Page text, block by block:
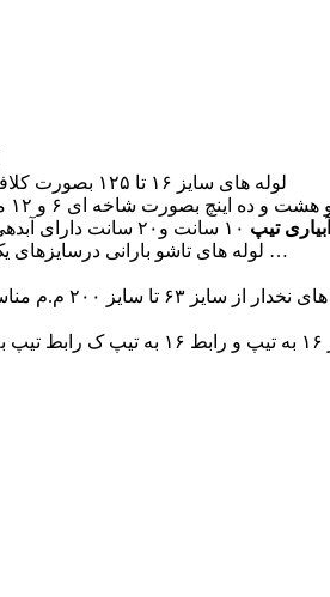
?لوله های سایز ۱۶ تا ۱۲۵ بصورت کلافی ۱۰۰ متری با فشارهای ۶و۸ و ۱۰ بار مناسب طرح های قطره ای و بارانی
ای ۶ و ۱۲ متری با وزن طبق جدول استاندارد پی ای ۸۰ با فشاردرخواستی ۴ و ۶ و ۸ بار
تیپ
?لوله های تاشو بارانی درسایزهای یک اینچ و دو اینچ مناسب کشت های متراکم از جمله زعفران و یونجه و لوبیا و …
تا سایز ۲۰۰ م.م مناسب کشت های قطره ای و با ضمانت دوسال دارای تاییدیه از جهاد کشاورزی